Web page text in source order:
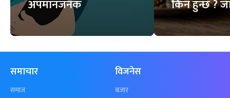
अपमानजनक किन हुन्छ ?
समाचार
समाज
विजनेस
बजार